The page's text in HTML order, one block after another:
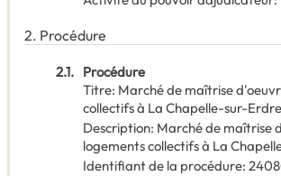
2. Procédure
2.1. Procédure
Titre: Marché de maîtrise
collectifs à La Chapelle-sur-
Description: Marché de maîtrise
logements collectifs à La
Identifiant de la procédure: